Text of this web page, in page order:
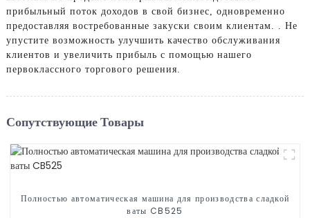
прибыльный поток доходов в свой бизнес, одновременно
предоставляя востребованные закуски своим клиентам. . Не
упустите возможность улучшить качество обслуживания
клиентов и увеличить прибыль с помощью нашего
первоклассного торгового решения.
Сопутствующие Товары
Полностью автоматическая машина для производства сладкой
ваты CB525